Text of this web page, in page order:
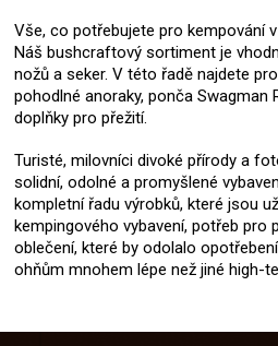
Vše, co potřebujete pro kempování
Náš bushcraftový sortiment je
nožů a seker. V této řadě najdete
pohodlné anoraky, ponča Swagman
doplňky pro přežití.
Turisté, milovníci divoké přírody a
solidní, odolné a promyšlené
kompletní řadu výrobků, které jsou
kempingového vybavení, potřeb pro
oblečení, které by odolalo
ohňům mnohem lépe než jiné high-